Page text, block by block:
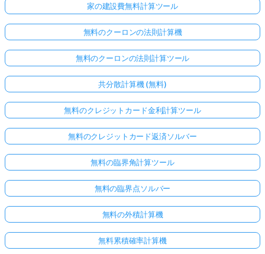
家の建設費無料計算ツール
無料のクーロンの法則計算機
無料のクーロンの法則計算ツール
共分散計算機 (無料)
無料のクレジットカード金利計算ツール
無料のクレジットカード返済ソルバー
無料の臨界角計算ツール
無料の臨界点ソルバー
無料の外積計算機
無料累積確率計算機